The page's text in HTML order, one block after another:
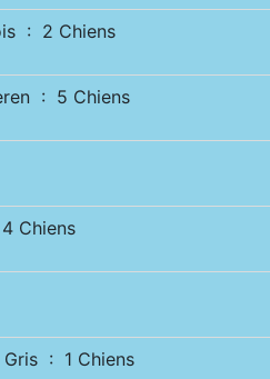
: 2 Chiens
: 5 Chiens
Chiens
Gris : 1 Chiens